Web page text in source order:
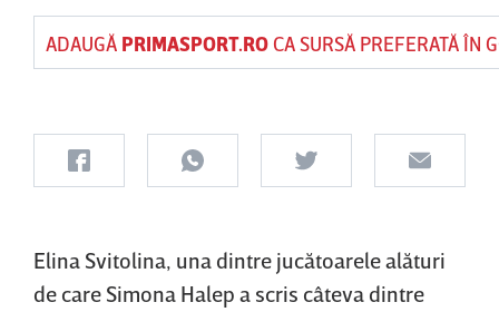
ADAUGĂ PRIMASPORT.ROCA SURSĂ PREFERATĂ ÎN
Elina Svitolina, una dintre jucătoarele alături
de care Simona Halep a scris câteva dintre